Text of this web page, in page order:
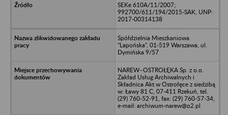
SEKe 610A/11/2007;
992700/611/194/2015-SAK, UNP:
2017-00314138
Spółdzielnia Mieszkaniowa
"Lapońska", 01-519 Warszawa, ul.
Dymińska 9/57
NAREW–OSTROŁĘKA Sp. z o.o.
Zakład Usług Archiwalnych i
Składnica Akt w Ostrołęce z siedzibą
w: Ławy 81 C, 07-411 Rzekuń, tel.
(29) 760-52-91, fax: (29) 760-57-34,
e-mail: archiwum-narew@o2.pl